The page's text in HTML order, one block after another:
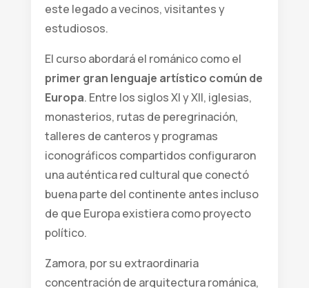
este legado a vecinos, visitantes y
estudiosos.
El curso abordará el románico como el
primer gran lenguaje artístico común de
Europa. Entre los siglos XI y XII, iglesias,
monasterios, rutas de peregrinación,
talleres de canteros y programas
iconográficos compartidos configuraron
una auténtica red cultural que conectó
buena parte del continente antes incluso
de que Europa existiera como proyecto
político.
Zamora, por su extraordinaria
concentración de arquitectura románica,